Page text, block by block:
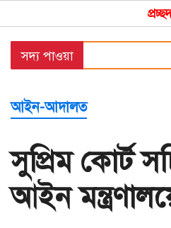
রাজনীতি
বিশ্ব
বাণিজ্য
বিনোদন
খেলাধুলা
ধর্ম
সদ্য পাওয়া
আইন-আদালত
সুপ্রিম কোর্ট
আইন